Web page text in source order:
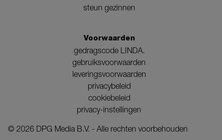
steun gezinnen
Voorwaarden
gedragscode LINDA.
gebruiksvoorwaarden
leveringsvoorwaarden
privacybeleid
cookiebeleid
privacy-instellingen
© 2026 DPG Media B.V. - Alle rechten voorbehouden